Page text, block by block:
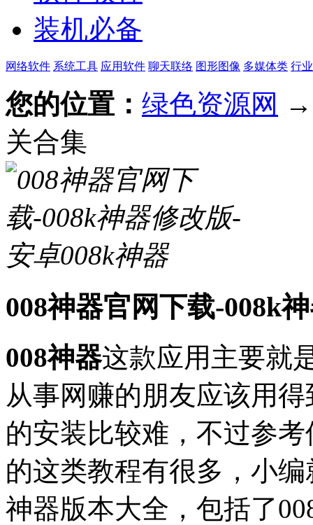
装机必备
网络软件 系统工具 应用软件 聊天联络 图形图像 多媒体类 行
您的位置： 绿色资源网
关合集
008神器官网下载-008k
008神器这款应用主要就
从事网赚的朋友应该用
的安装比较难，不过参
的这类教程有很多，小
神器版本大全，包括了